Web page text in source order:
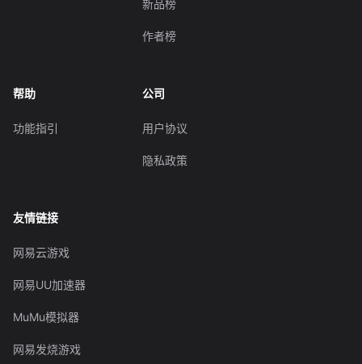
新品榜
作者榜
帮助
功能指引
公司
用户协议
隐私政策
友情链接
网易云游戏
网易UU加速器
MuMu模拟器
网易发烧游戏